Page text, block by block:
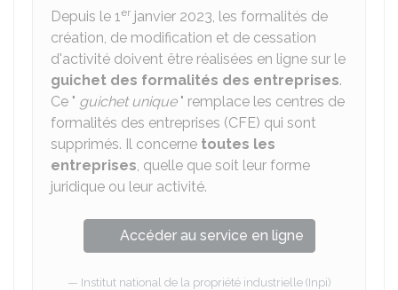
Depuis le 1er janvier 2023, les formalités de
création, de modification et de cessation
d'activité doivent être réalisées en ligne sur le
guichet des formalités des entreprises.
Ce " guichet unique" remplace les centres de
formalités des entreprises (CFE) qui sont
supprimés. Il concerne toutes les
entreprises, quelle que soit leur forme
juridique ou leur activité.
Accéder au service en ligne
Institut national de la propriété industrielle (Inpi)